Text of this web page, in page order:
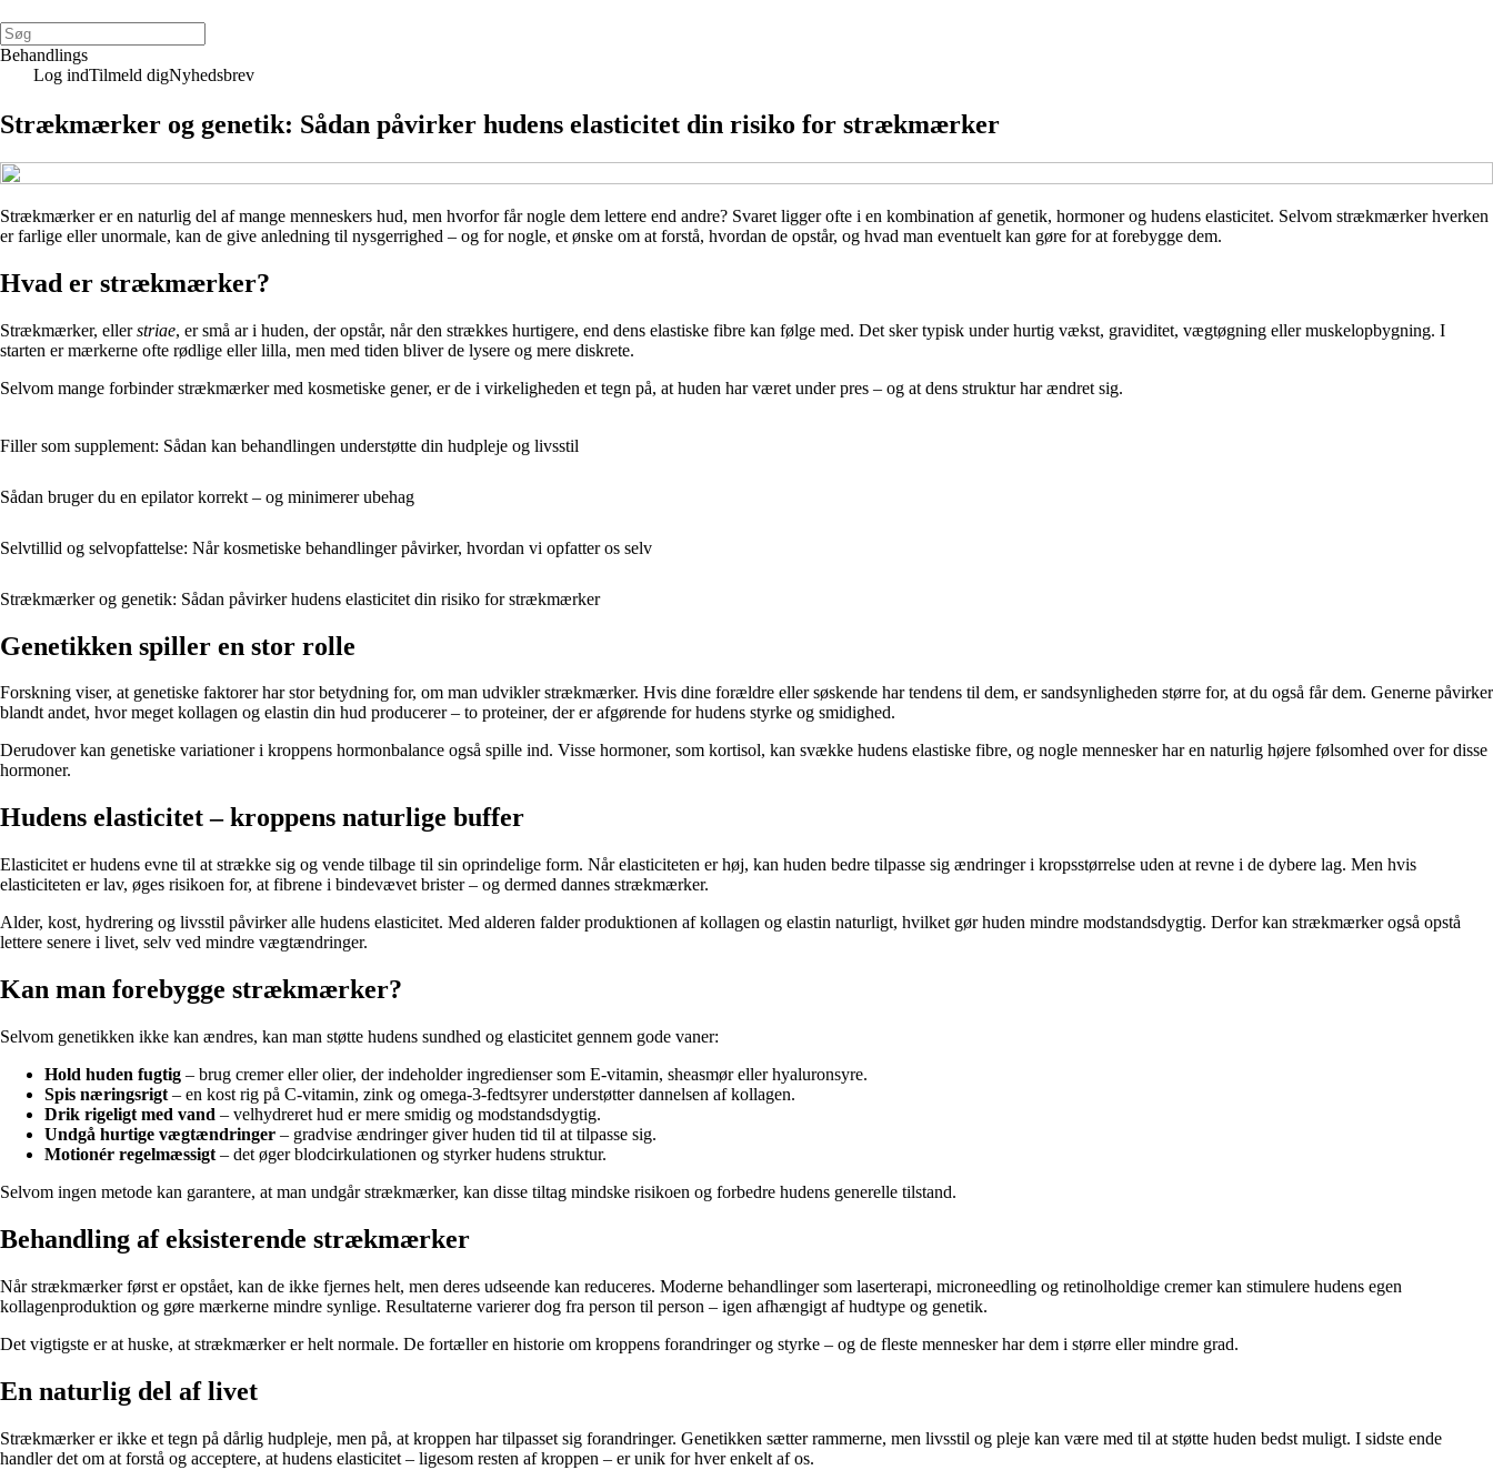
Behandlings
Log indTilmeld digNyhedsbrev
Strækmærker og genetik: Sådan påvirker hudens elasticitet din risiko for strækmærker
Strækmærker er en naturlig del af mange menneskers hud, men hvorfor får nogle dem lettere end andre? Svaret ligger ofte i en kombination af genetik, hormoner og hudens elasticitet. Selvom strækmærker hverken
er farlige eller unormale, kan de give anledning til nysgerrighed – og for nogle, et ønske om at forstå, hvordan de opstår, og hvad man eventuelt kan gøre for at forebygge dem.
Hvad er strækmærker?
Strækmærker, ellerstriae, er små ar i huden, der opstår, når den strækkes hurtigere, end dens elastiske fibre kan følge med. Det sker typisk under hurtig vækst, graviditet, vægtøgning eller muskelopbygning. I
starten er mærkerne ofte rødlige eller lilla, men med tiden bliver de lysere og mere diskrete.
Selvom mange forbinder strækmærker med kosmetiske gener, er de i virkeligheden et tegn på, at huden har været under pres – og at dens struktur har ændret sig.
Filler som supplement: Sådan kan behandlingen understøtte din hudpleje og livsstil
Sådan bruger du en epilator korrekt – og minimerer ubehag
Selvtillid og selvopfattelse: Når kosmetiske behandlinger påvirker, hvordan vi opfatter os selv
Strækmærker og genetik: Sådan påvirker hudens elasticitet din risiko for strækmærker
Genetikken spiller en stor rolle
Forskning viser, at genetiske faktorer har stor betydning for, om man udvikler strækmærker. Hvis dine forældre eller søskende har tendens til dem, er sandsynligheden større for, at du også får dem. Generne påvirker
blandt andet, hvor meget kollagen og elastin din hud producerer – to proteiner, der er afgørende for hudens styrke og smidighed.
Derudover kan genetiske variationer i kroppens hormonbalance også spille ind. Visse hormoner, som kortisol, kan svække hudens elastiske fibre, og nogle mennesker har en naturlig højere følsomhed over for disse
hormoner.
Hudens elasticitet – kroppens naturlige buffer
Elasticitet er hudens evne til at strække sig og vende tilbage til sin oprindelige form. Når elasticiteten er høj, kan huden bedre tilpasse sig ændringer i kropsstørrelse uden at revne i de dybere lag. Men hvis
elasticiteten er lav, øges risikoen for, at fibrene i bindevævet brister – og dermed dannes strækmærker.
Alder, kost, hydrering og livsstil påvirker alle hudens elasticitet. Med alderen falder produktionen af kollagen og elastin naturligt, hvilket gør huden mindre modstandsdygtig. Derfor kan strækmærker også opstå
lettere senere i livet, selv ved mindre vægtændringer.
Kan man forebygge strækmærker?
Selvom genetikken ikke kan ændres, kan man støtte hudens sundhed og elasticitet gennem gode vaner:
Hold huden fugtig – brug cremer eller olier, der indeholder ingredienser som E-vitamin, sheasmør eller hyaluronsyre.
Spis næringsrigt – en kost rig på C-vitamin, zink og omega-3-fedtsyrer understøtter dannelsen af kollagen.
Drik rigeligt med vand – velhydreret hud er mere smidig og modstandsdygtig.
Undgå hurtige vægtændringer – gradvise ændringer giver huden tid til at tilpasse sig.
Motionér regelmæssigt – det øger blodcirkulationen og styrker hudens struktur.
Selvom ingen metode kan garantere, at man undgår strækmærker, kan disse tiltag mindske risikoen og forbedre hudens generelle tilstand.
Behandling af eksisterende strækmærker
Når strækmærker først er opstået, kan de ikke fjernes helt, men deres udseende kan reduceres. Moderne behandlinger som laserterapi, microneedling og retinolholdige cremer kan stimulere hudens egen
kollagenproduktion og gøre mærkerne mindre synlige. Resultaterne varierer dog fra person til person – igen afhængigt af hudtype og genetik.
Det vigtigste er at huske, at strækmærker er helt normale. De fortæller en historie om kroppens forandringer og styrke – og de fleste mennesker har dem i større eller mindre grad.
En naturlig del af livet
Strækmærker er ikke et tegn på dårlig hudpleje, men på, at kroppen har tilpasset sig forandringer. Genetikken sætter rammerne, men livsstil og pleje kan være med til at støtte huden bedst muligt. I sidste ende
handler det om at forstå og acceptere, at hudens elasticitet – ligesom resten af kroppen – er unik for hver enkelt af os.